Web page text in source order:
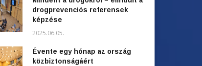
drogprevenciós referensek
képzése
2025.06.05.
Évente egy hónap az ország
közbiztonságáért